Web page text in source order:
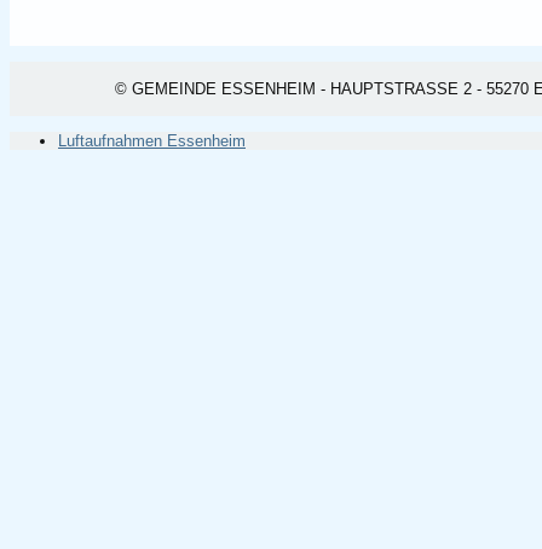
© GEMEINDE ESSENHEIM - HAUPTSTRASSE 2 - 55270
Luftaufnahmen Essenheim